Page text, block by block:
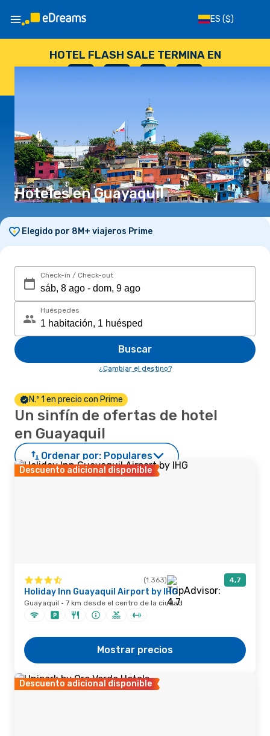
ES ($)
HOTEL FLASH SALE TERMINA EN
Hoteles en Guayaquil
Elegido por 8M+ viajeros Prime
Check-in / Check-out
Huéspedes
Buscar
¿Cambiar el destino?
N.º 1 en precio con Prime
Un sinfín de ofertas de hotel
en Guayaquil
Ordenar por: Populares
Descuento adicional disponible
(1.363) 4,7
Holiday Inn Guayaquil Airport by IHG
Guayaquil · 7 km desde el centro de la ciudad
Mostrar precios
Descuento adicional disponible